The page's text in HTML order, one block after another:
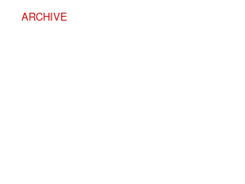
ARCHIVE